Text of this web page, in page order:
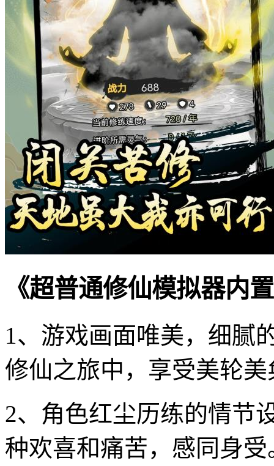
《超普通修仙模拟器内
1、游戏画面唯美，细腻
修仙之旅中，享受美轮
2、角色红尘历练的情节
种欢喜和痛苦，感同身受